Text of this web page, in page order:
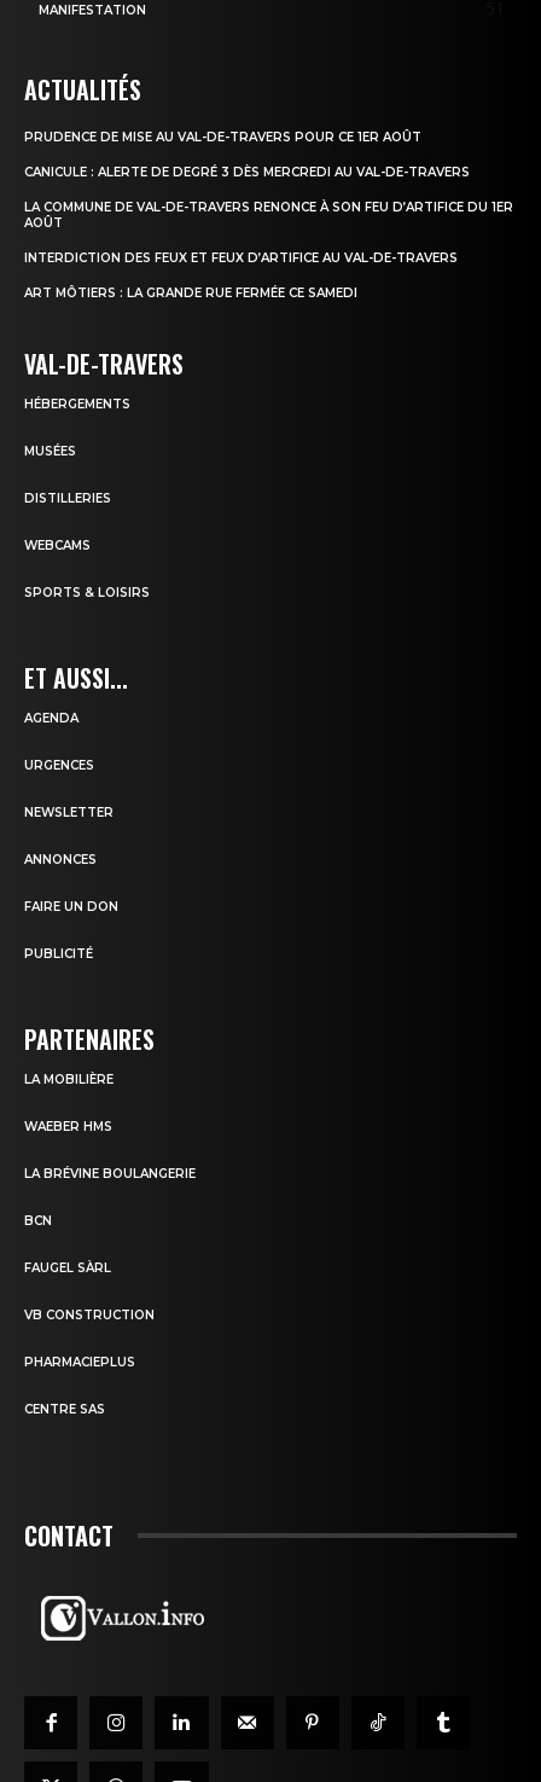
MANIFESTATION
ACTUALITÉS
PRUDENCE DE MISE AU VAL-DE-TRAVERS POUR CE 1ER AOÛT
CANICULE : ALERTE DE DEGRÉ 3 DÈS MERCREDI AU VAL-DE-TRAVERS
LA COMMUNE DE VAL-DE-TRAVERS RENONCE À SON FEU D’ARTIFICE DU 1ER
AOÛT
INTERDICTION DES FEUX ET FEUX D’ARTIFICE AU VAL-DE-TRAVERS
ART MÔTIERS : LA GRANDE RUE FERMÉE CE SAMEDI
VAL-DE-TRAVERS
HÉBERGEMENTS
MUSÉES
DISTILLERIES
WEBCAMS
SPORTS & LOISIRS
ET AUSSI...
AGENDA
URGENCES
NEWSLETTER
ANNONCES
FAIRE UN DON
PUBLICITÉ
PARTENAIRES
LA MOBILIÈRE
WAEBER HMS
LA BRÉVINE BOULANGERIE
BCN
FAUGEL SÀRL
VB CONSTRUCTION
PHARMACIEPLUS
CENTRE SAS
CONTACT